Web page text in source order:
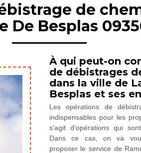
de
De Besplas
À qui peut-on
de débistrages
dans la ville de
Besplas et ses
Les opérations de
indispensables pour les
s'agit d'opérations qui
Dans ce cas, on va
proposer le service de